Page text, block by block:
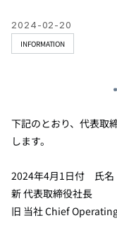
生成AI活用支援
サステナビリティ
お問い合わせ
プレスリリース
イベント
TECH BLOG
PAPER
採用トップ
新卒採用
働く環境
数字で見るARISE
INFORMATION
2024-02-20
下記のとおり、代表取
します。
2024年4月1日付 氏
新 代表取締役社長
旧 当社 Chief